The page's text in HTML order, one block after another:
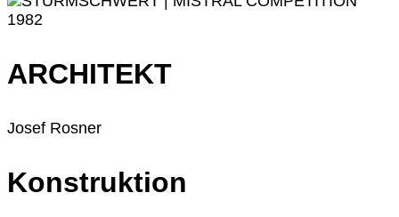
ARCHITEKT
Josef Rosner
Konstruktion